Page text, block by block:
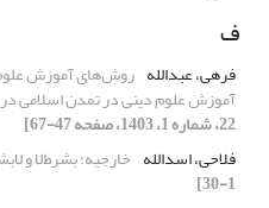
ف
فرهی، عبدالله روش‌های آموزش
آموزش علوم دینی در تمدن اسلامی
22، شماره 1، 1403، صفحه 47-67]
فلاحی، اسدالله خارجیه: بشرط‌لا و
1-30]